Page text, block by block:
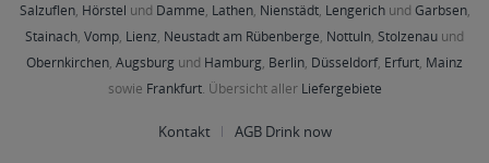
Salzuflen, Hörstel und Damme, Lathen, Nienstädt, Lengerichund Garbsen,
Stainach, Vomp, Lienz, Neustadt am Rübenberge, Nottuln, Stolzenau und
Obernkirchen, Augsburg und Hamburg, Berlin, Düsseldorf, Erfurt, Mainz
sowie Frankfurt. Übersicht aller Liefergebiete
Kontakt AGB Drink now